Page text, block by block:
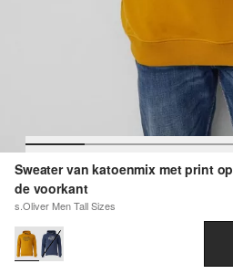
Sweater van katoenmix met print op
de voorkant
s.Oliver Men Tall Sizes